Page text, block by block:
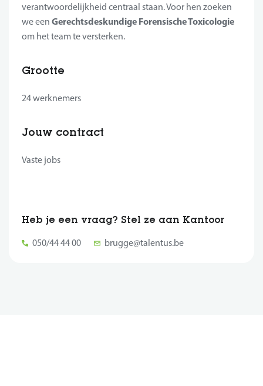
verantwoordelijkheid centraal staan. Voor hen zoeken
we een Gerechtsdeskundige Forensische Toxicologie
om het team te versterken.
Grootte
24 werknemers
Jouw contract
Vaste jobs
Heb je een vraag? Stel ze aan Kantoor
050/44 44 00 brugge@talentus.be